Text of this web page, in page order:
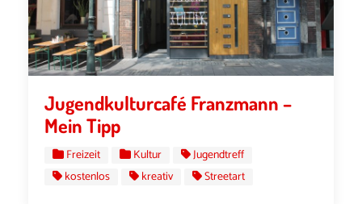
Jugendkulturcafé Franzmann –
Mein Tipp
Freizeit Kultur
Jugendtreff
kostenlos
kreativ Streetart